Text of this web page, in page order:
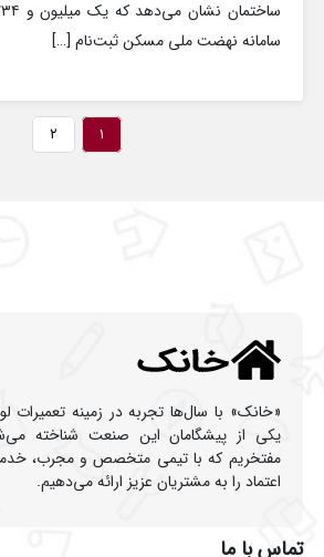
سامانه نهضت ملی مسکن ثبت‌نام […]
۱ ۲
«خانک» با سال‌ها تجربه در زمینه تعمیرات
یکی از پیشگامان این صنعت شناخته
مفتخریم که با تیمی متخصص و مجرب،
اعتماد را به مشتریان عزیز ارائه می‌دهیم.
تماس با ما